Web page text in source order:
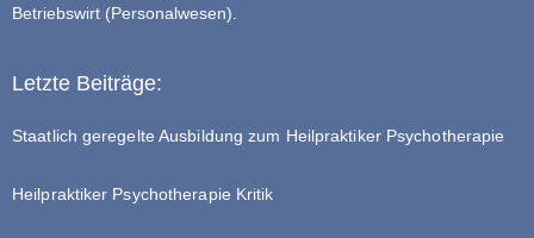
Betriebswirt (Personalwesen).
Letzte Beiträge:
Staatlich geregelte Ausbildung zum Heilpraktiker Psychotherapie
Heilpraktiker Psychotherapie Kritik